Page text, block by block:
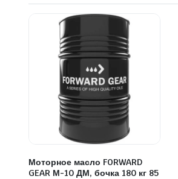
Моторное масло FORWARD
GEAR М-10 ДМ, бочка 180 кг 85